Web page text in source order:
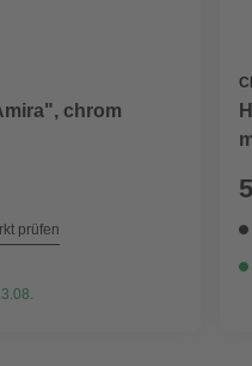
chrom
prüfen